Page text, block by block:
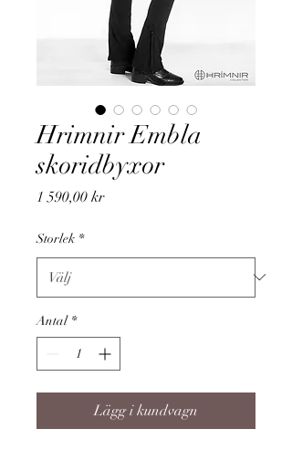
Hrimnir Embla
skoridbyxor
1 590,00 krPris
Storlek *
Antal *
Lägg i kundvagn